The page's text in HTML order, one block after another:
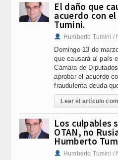
El daño que
acuerdo con
Tumini.
Humberto Tumini /
Domingo 13 de
que causará al país
Cámara de
aprobar el acuerdo
fraudulenta deuda
Leer el artículo
Los culpables
OTAN, no
Humberto
Humberto Tumini /